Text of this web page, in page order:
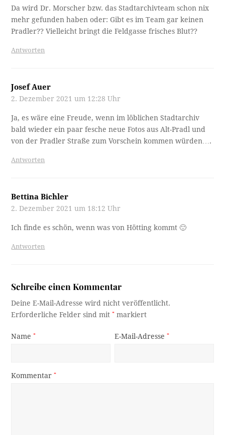
Da wird Dr. Morscher bzw. das Stadtarchivteam schon nix
mehr gefunden haben oder: Gibt es im Team gar keinen
Pradler?? Vielleicht bringt die Feldgasse frisches Blut??
Antworten
Josef Auer
2. Dezember 2021 um 12:28 Uhr
Ja, es wäre eine Freude, wenn im löblichen Stadtarchiv
bald wieder ein paar fesche neue Fotos aus Alt-Pradl und
von der Pradler Straße zum Vorschein kommen würden….
Antworten
Bettina Bichler
2. Dezember 2021 um 18:12 Uhr
Ich finde es schön, wenn was von Hötting kommt 🙂
Antworten
Schreibe einen Kommentar
Deine E-Mail-Adresse wird nicht veröffentlicht.
Erforderliche Felder sind mit* markiert
Name* E-Mail-Adresse*
Kommentar*